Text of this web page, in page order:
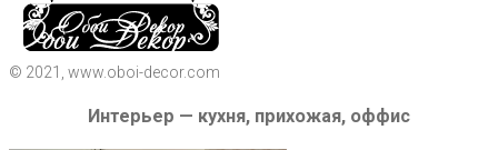
© 2021, www.oboi-decor.com
Интерьер — кухня, прихожая, оффис